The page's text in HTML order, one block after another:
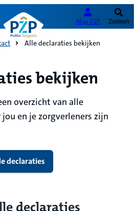
Mijn PZP Zoeken
Alle declaraties bekijken
bekijken
overzicht van alle
en je zorgverleners zijn
declaraties
declaraties